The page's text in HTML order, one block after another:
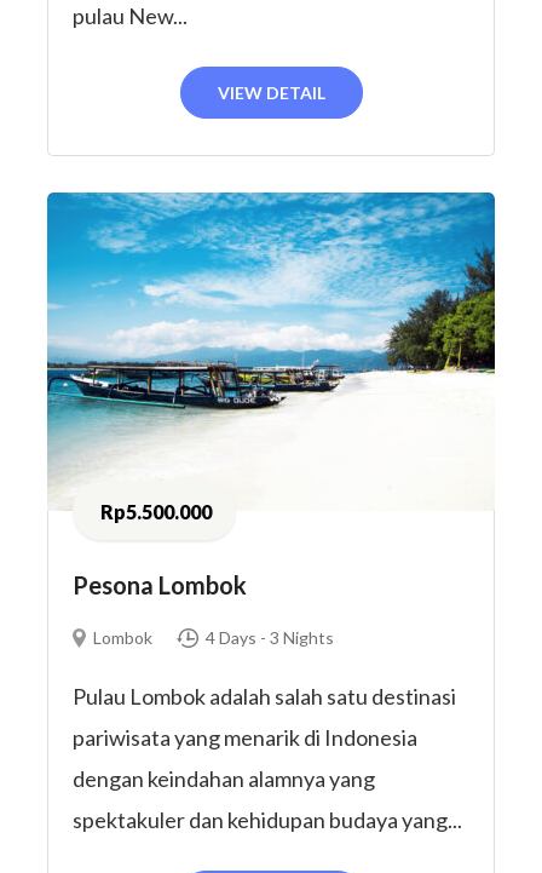
pulau New...
VIEW DETAIL
Rp5.500.000
Pesona Lombok
Lombok 4 Days - 3 Nights
Pulau Lombok adalah salah satu destinasi
pariwisata yang menarik di Indonesia
dengan keindahan alamnya yang
spektakuler dan kehidupan budaya yang...